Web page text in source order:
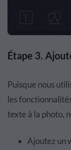
Étape 3.
Puisque nous
les
texte à la photo,
Ajoutez un